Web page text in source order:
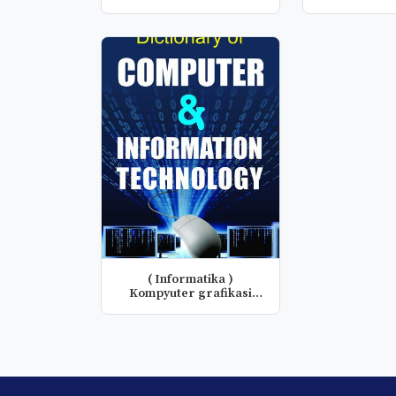
( Informatika )
Kompyuter grafikasi